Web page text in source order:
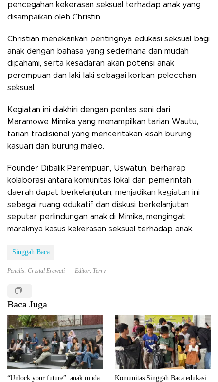
pencegahan kekerasan seksual terhadap anak yang
disampaikan oleh Christin.
Christian menekankan pentingnya edukasi seksual bagi
anak dengan bahasa yang sederhana dan mudah
dipahami, serta kesadaran akan potensi anak
perempuan dan laki-laki sebagai korban pelecehan
seksual.
Kegiatan ini diakhiri dengan pentas seni dari
Maramowe Mimika yang menampilkan tarian Wautu,
tarian tradisional yang menceritakan kisah burung
kasuari dan burung maleo.
Founder Dibalik Perempuan, Uswatun, berharap
kolaborasi antara komunitas lokal dan pemerintah
daerah dapat berkelanjutan, menjadikan kegiatan ini
sebagai ruang edukatif dan diskusi berkelanjutan
seputar perlindungan anak di Mimika, mengingat
maraknya kasus kekerasan seksual terhadap anak.
Singgah Baca
Penulis: Crystal Erawati Editor: Terry
Baca Juga
“Unlock your future”: anak muda Komunitas Singgah Baca edukasi